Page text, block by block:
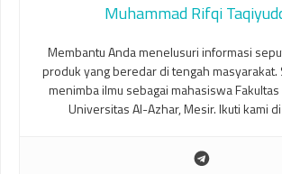
Muhammad Rifqi
Membantu Anda menelusuri informasi
produk yang beredar di tengah masyarakat.
menimba ilmu sebagai mahasiswa
Universitas Al-Azhar, Mesir. Ikuti kami